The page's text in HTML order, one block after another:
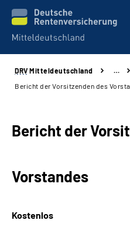
Aktuelles
Karriere
DRV Mitteldeutschland
…
Bericht der Vorsitzenden des
Bericht der
Vorstandes
Kostenlos